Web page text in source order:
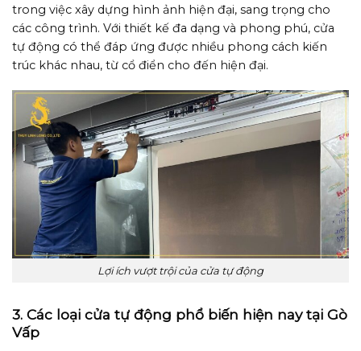
trong việc xây dựng hình ảnh hiện đại, sang trọng cho
các công trình. Với thiết kế đa dạng và phong phú, cửa
tự động có thể đáp ứng được nhiều phong cách kiến
trúc khác nhau, từ cổ điển cho đến hiện đại.
Lợi ích vượt trội của cửa tự động
3. Các loại cửa tự động phổ biến hiện nay tại Gò
Vấp